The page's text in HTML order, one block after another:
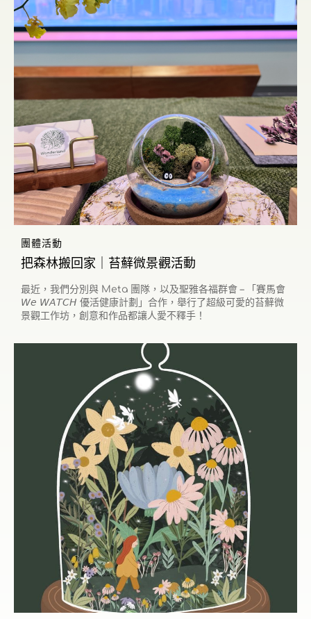
團體活動
把森林搬回家｜苔蘚微景觀活動
最近，我們分別與 Meta 團隊，以及聖雅各福群會 – 「賽馬會
𝘞𝘦 𝘞𝘈𝘛𝘊𝘏 優活健康計劃」合作，舉行了超級可愛的苔蘚微
景觀工作坊，創意和作品都讓人愛不釋手！